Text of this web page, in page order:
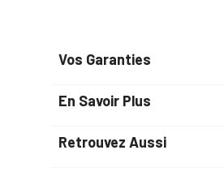
Vos Garanties
En Savoir Plus
Retrouvez Aussi